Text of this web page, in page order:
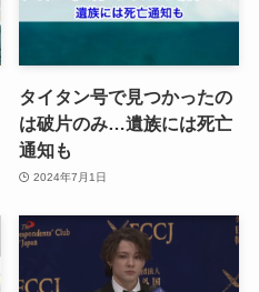
タイタン号で見つかったの
は破片のみ…遺族には死亡
通知も
2024年7月1日